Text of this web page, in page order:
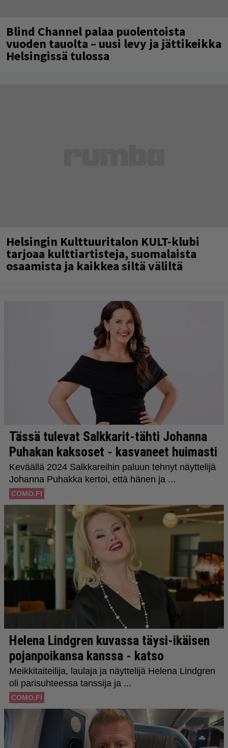
Blind Channel palaa puolentoista
vuoden tauolta – uusi levy ja jättikeikka
Helsingissä tulossa
Helsingin Kulttuuritalon KULT-klubi
tarjoaa kulttiartisteja, suomalaista
osaamista ja kaikkea siltä väliltä